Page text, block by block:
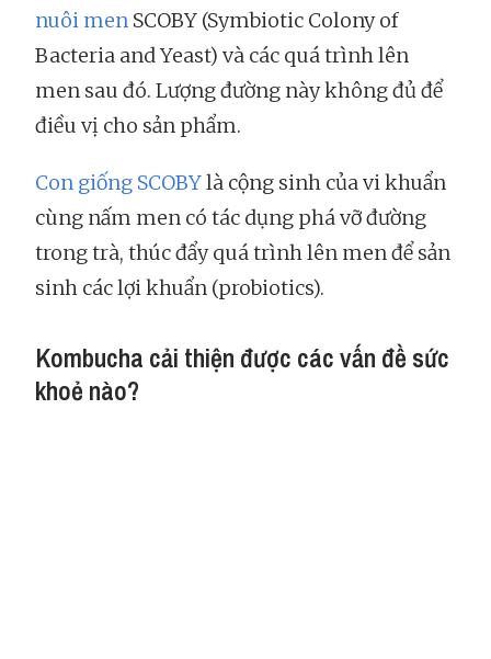
nuôi men SCOBY (Symbiotic Colony of
Bacteria and Yeast) và các quá trình lên
men sau đó. Lượng đường này không đủ để
điều vị cho sản phẩm.
Con giống SCOBYlà cộng sinh của vi khuẩn
cùng nấm men có tác dụng phá vỡ đường
trong trà, thúc đẩy quá trình lên men để sản
sinh các lợi khuẩn (probiotics).
Kombucha cải thiện được các vấn đề sức
khoẻ nào?